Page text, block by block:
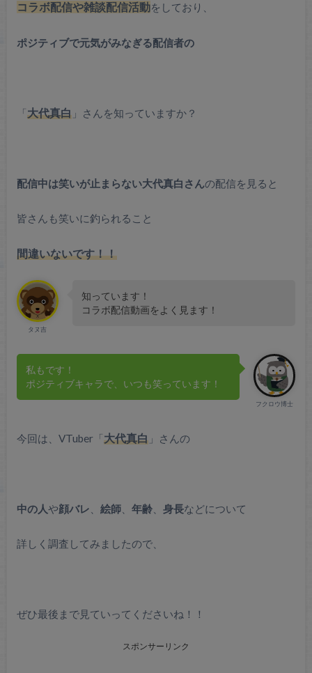
コラボ配信や雑談配信活動をしており、
ポジティブで元気がみなぎる配信者の
「大代真白」さんを知っていますか？
配信中は笑いが止まらない大代真白さんの配信を見ると
皆さんも笑いに釣られること
間違いないです！！
タヌ吉
知っています！
コラボ配信動画をよく見ます！
フクロウ博士
私もです！
ポジティブキャラで、いつも笑っています！
今回は、VTuber「大代真白」さんの
中の人や顔バレ 絵師、 年齢、 身長などについて
詳しく調査してみましたので、
ぜひ最後まで見ていってくださいね！！
スポンサーリンク